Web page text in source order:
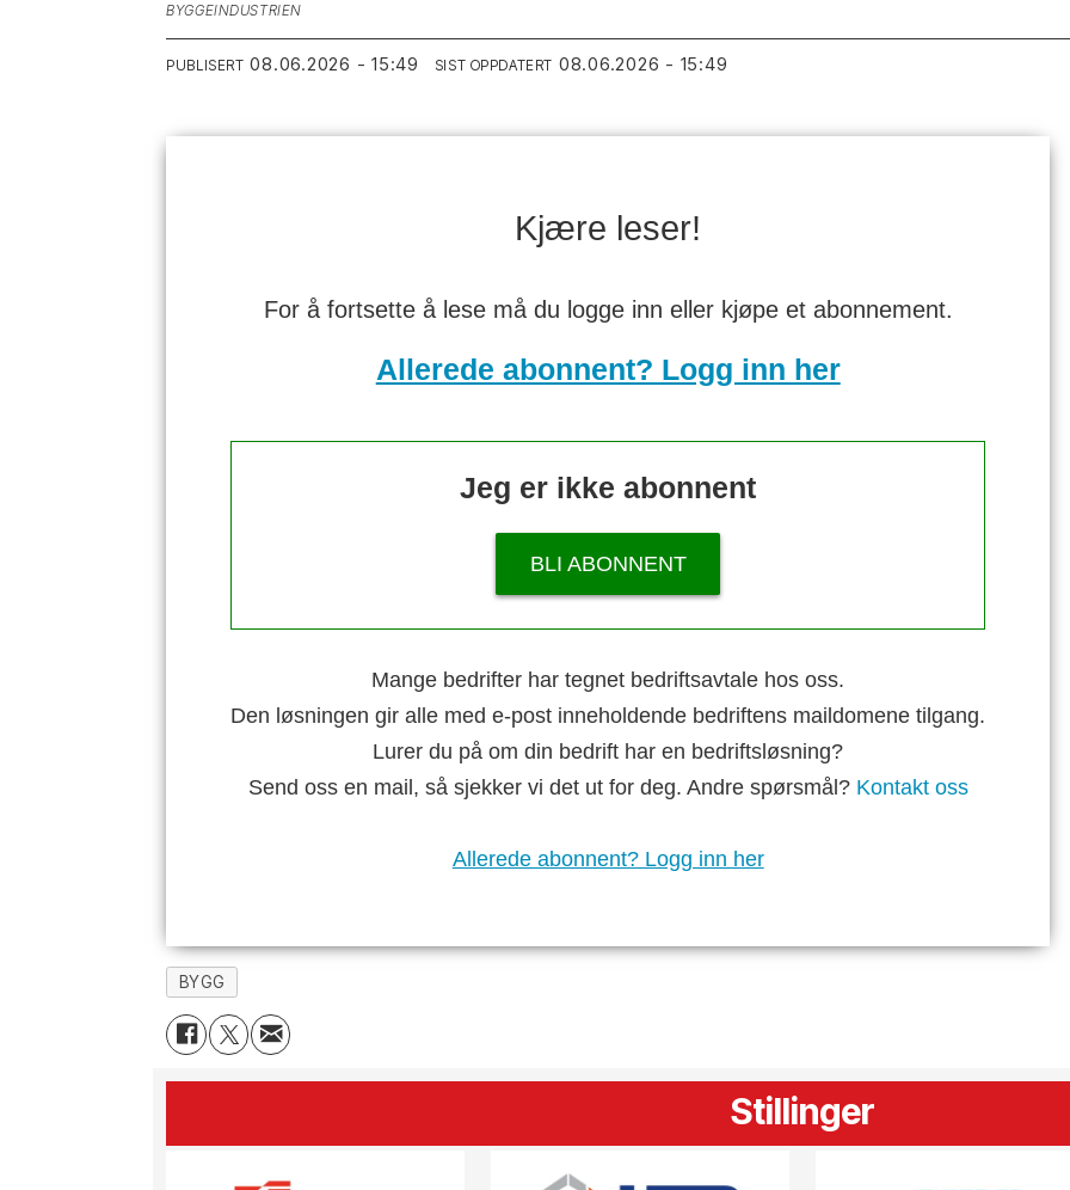
BYGGEINDUSTRIEN
PUBLISERT 08.06.2026 - 15:49 SIST OPPDATERT 08.06.2026 - 15:49
Kjære leser!
For å fortsette å lese må du logge inn eller kjøpe et abonnement.
Allerede abonnent? Logg inn her
Jeg er ikke abonnent
BLI ABONNENT
Mange bedrifter har tegnet bedriftsavtale hos oss.
Den løsningen gir alle med e-post inneholdende bedriftens maildomene tilgang.
Lurer du på om din bedrift har en bedriftsløsning?
Send oss en mail, så sjekker vi det ut for deg. Andre spørsmål? Kontakt oss
Allerede abonnent? Logg inn her
BYGG
Stillinger